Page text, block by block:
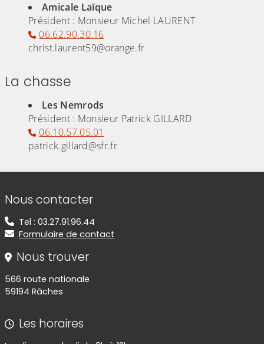
Amicale Laïque
Président : Monsieur Michel LAURENT
06.62.90.30.16
christ.laurent59@orange.fr
La chasse
Les Nemrods
Président : Monsieur Patrick GILLARD
06.10.57.05.01
patrick.gillard@sfr.fr
Informations de contact
Nous contacter
Tel : 03.27.91.96.44
Formulaire de contact
Nous trouver
566 route nationale
59194 Râches
Les horaires